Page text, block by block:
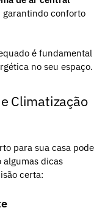
conforto
é fundamental
no seu espaço.
Climatização
para sua casa pode
algumas dicas
certa: